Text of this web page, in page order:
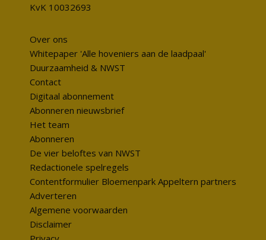
KvK 10032693
Over ons
Whitepaper 'Alle hoveniers aan de laadpaal'
Duurzaamheid & NWST
Contact
Digitaal abonnement
Abonneren nieuwsbrief
Het team
Abonneren
De vier beloftes van NWST
Redactionele spelregels
Contentformulier Bloemenpark Appeltern partners
Adverteren
Algemene voorwaarden
Disclaimer